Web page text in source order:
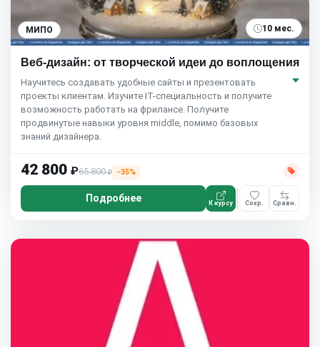
МИПО 10 мес.
Веб-дизайн: от творческой идеи до воплощения
Научитесь создавать удобные сайты и презентовать
проекты клиентам. Изучите IT-специальность и получите
возможность работать на фрилансе. Получите
продвинутые навыки уровня middle, помимо базовых
знаний дизайнера.
42 800 ₽65 800₽ −35%
Подробнее К курсу Сохр. Сравн.